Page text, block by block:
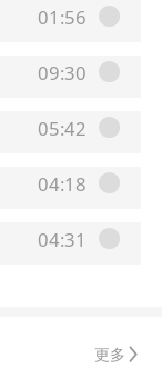
01:56
09:30
05:42
04:18
04:31
更多